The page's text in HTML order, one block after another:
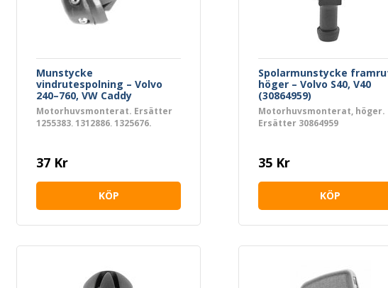
Munstycke
vindrutespolning – Volvo
240–760, VW Caddy
(1255383)
Motorhuvsmonterat. Ersätter
1255383, 1312886, 1325676.
37 Kr
KÖP
Spolarmunstycke
höger – Volvo S40, V40
(30864959)
Motorhuvsmonterat, höger.
Ersätter 30864959
35 Kr
KÖP